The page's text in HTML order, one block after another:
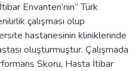
Envanteri’nin” Türk
çalışması olup
hastanesinin kliniklerinde
oluşturmuştur. Çalışmada
Skoru, Hasta İtibar